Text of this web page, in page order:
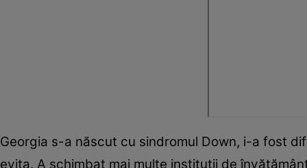
Georgia s-a născut cu sindromul Down, i-a fost
evita. A schimbat mai multe instituţii de